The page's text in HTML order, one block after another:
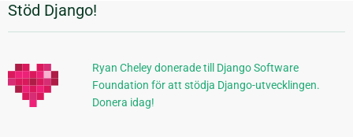
Ytterligare
information
Stöd Django!
Ryan Cheley donerade till Django Software
Foundation för att stödja Django-utvecklingen.
Donera idag!